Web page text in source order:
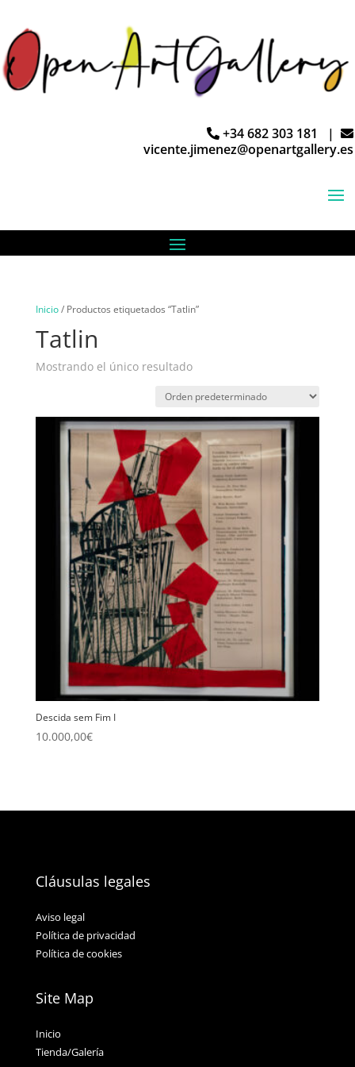
+34 682 303 181 |
vicente.jimenez@openartgallery.es
Inicio/ Productos etiquetados “Tatlin”
Tatlin
Mostrando el único resultado
Descida sem Fim I
10.000,00€
Cláusulas legales
Aviso legal
Política de privacidad
Política de cookies
Site Map
Inicio
Tienda/Galería